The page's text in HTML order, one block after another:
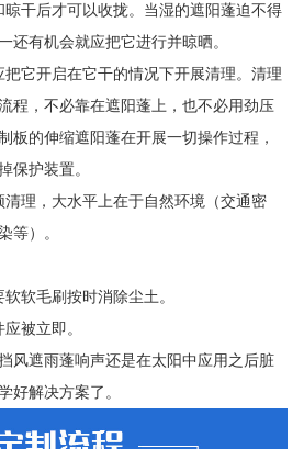
干后才可以收拢。当湿的遮阳蓬迫不得
还有机会就应把它进行并晾晒。
它开启在它干的情况下开展清理。清理
程，不必靠在遮阳蓬上，也不必用劲压
板的伸缩遮阳蓬在开展一切操作过程，
保护装置。
理，大水平上在于自然环境（交通密
等）。
软毛刷按时消除尘土。
被立即。
风遮雨蓬响声还是在太阳中应用之后脏
好解决方案了。